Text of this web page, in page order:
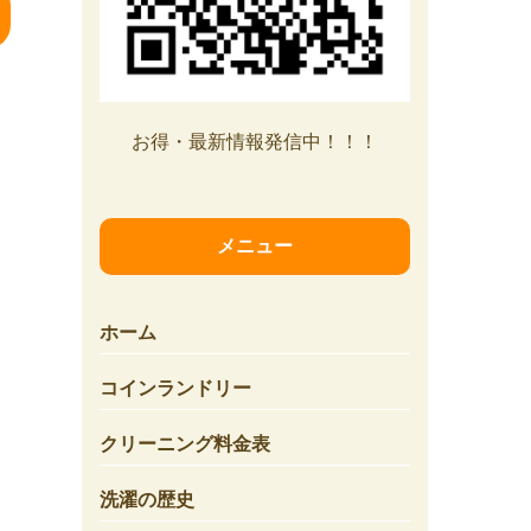
お得・最新情報発信中！！！
メニュー
ホーム
コインランドリー
クリーニング料金表
洗濯の歴史